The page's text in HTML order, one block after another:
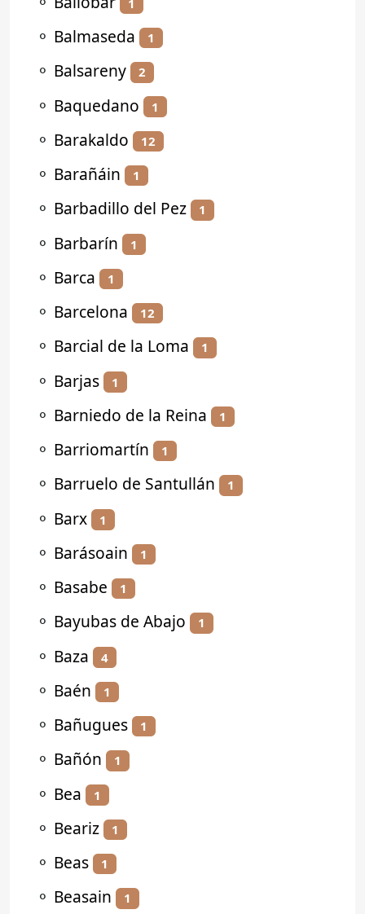
⚬ Balmaseda 1
⚬ Balsareny 2
⚬ Baquedano 1
⚬ Barakaldo 12
⚬ Barañáin 1
⚬ Barbadillo del Pez 1
⚬ Barbarín 1
⚬ Barca 1
⚬ Barcelona 12
⚬ Barcial de la Loma 1
⚬ Barjas 1
⚬ Barniedo de la Reina 1
⚬ Barriomartín 1
⚬ Barruelo de Santullán 1
⚬ Barx 1
⚬ Barásoain 1
⚬ Basabe 1
⚬ Bayubas de Abajo 1
⚬ Baza 4
⚬ Baén 1
⚬ Bañugues 1
⚬ Bañón 1
⚬ Bea 1
⚬ Beariz 1
⚬ Beas 1
⚬ Beasain 1